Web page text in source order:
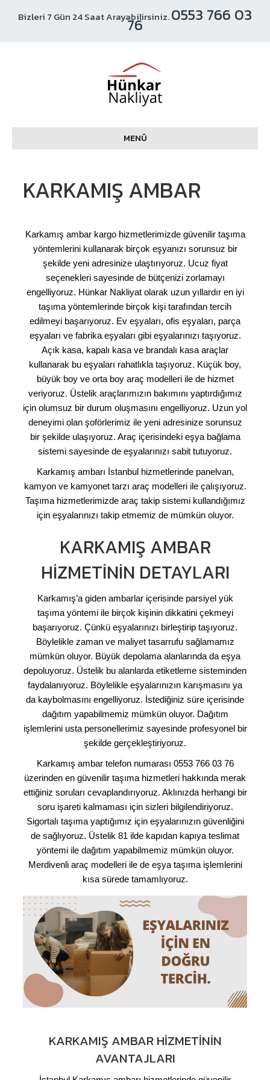
Bizleri 7 Gün 24 Saat Arayabilirsiniz.0553 766 03
76
MENÜ
KARKAMIŞ AMBAR
Karkamış ambar kargo hizmetlerimizde güvenilir taşıma
yöntemlerini kullanarak birçok eşyanızı sorunsuz bir
şekilde yeni adresinize ulaştırıyoruz. Ucuz fiyat
seçenekleri sayesinde de bütçenizi zorlamayı
engelliyoruz. Hünkar Nakliyat olarak uzun yıllardır en iyi
taşıma yöntemlerinde birçok kişi tarafından tercih
edilmeyi başarıyoruz. Ev eşyaları, ofis eşyaları, parça
eşyaları ve fabrika eşyaları gibi eşyalarınızı taşıyoruz.
Açık kasa, kapalı kasa ve brandalı kasa araçlar
kullanarak bu eşyaları rahatlıkla taşıyoruz. Küçük boy,
büyük boy ve orta boy araç modelleri ile de hizmet
veriyoruz. Üstelik araçlarımızın bakımını yaptırdığımız
için olumsuz bir durum oluşmasını engelliyoruz. Uzun yol
deneyimi olan şoförlerimiz ile yeni adresinize sorunsuz
bir şekilde ulaşıyoruz. Araç içerisindeki eşya bağlama
sistemi sayesinde de eşyalarınızı sabit tutuyoruz.
Karkamış ambarı İstanbul hizmetlerinde panelvan,
kamyon ve kamyonet tarzı araç modelleri ile çalışıyoruz.
Taşıma hizmetlerimizde araç takip sistemi kullandığımız
için eşyalarınızı takip etmemiz de mümkün oluyor.
KARKAMIŞ AMBAR
HIZMETININ DETAYLARI
Karkamış’a giden ambarlar içerisinde parsiyel yük
taşıma yöntemi ile birçok kişinin dikkatini çekmeyi
başarıyoruz. Çünkü eşyalarınızı birleştirip taşıyoruz.
Böylelikle zaman ve maliyet tasarrufu sağlamamız
mümkün oluyor. Büyük depolama alanlarında da eşya
depoluyoruz. Üstelik bu alanlarda etiketleme sisteminden
faydalanıyoruz. Böylelikle eşyalarınızın karışmasını ya
da kaybolmasını engelliyoruz. İstediğiniz süre içerisinde
dağıtım yapabilmemiz mümkün oluyor. Dağıtım
işlemlerini usta personellerimiz sayesinde profesyonel bir
şekilde gerçekleştiriyoruz.
Karkamış ambar telefon numarası 0553 766 03 76
üzerinden en güvenilir taşıma hizmetleri hakkında merak
ettiğiniz soruları cevaplandırıyoruz. Aklınızda herhangi bir
soru işareti kalmaması için sizleri bilgilendiriyoruz.
Sigortalı taşıma yaptığımız için eşyalarınızın güvenliğini
de sağlıyoruz. Üstelik 81 ilde kapıdan kapıya teslimat
yöntemi ile dağıtım yapabilmemiz mümkün oluyor.
Merdivenli araç modelleri ile de eşya taşıma işlemlerini
kısa sürede tamamlıyoruz.
KARKAMIŞ AMBAR HIZMETININ
AVANTAJLARI